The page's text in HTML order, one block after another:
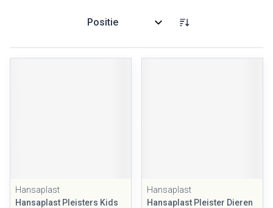
Sorteer op:
Hansaplast
Hansaplast Pleisters Kids
Hansaplast
Hansaplast Pleister Dieren